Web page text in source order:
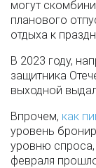
могут
планового
отдыха к
В 2023 году,
защитника
выходной
Впрочем, как
уровень
уровню
февраля